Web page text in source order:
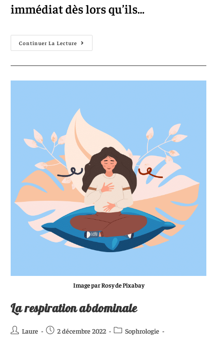
immédiat dès lors qu’ils…
Continuer La Lecture
Image par Rosy de Pixabay
La respiration abdominale
Laure 2 décembre 2022
Sophrologie